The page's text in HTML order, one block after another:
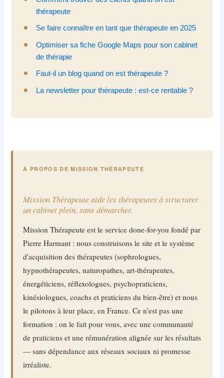
thérapeute
Se faire connaître en tant que thérapeute en 2025
Optimiser sa fiche Google Maps pour son cabinet
de thérapie
Faut-il un blog quand on est thérapeute ?
La newsletter pour thérapeute : est-ce rentable ?
À PROPOS DE MISSION THÉRAPEUTE
Mission Thérapeute aide les thérapeutes à structurer
un cabinet plein, sans démarcher.
Mission Thérapeute est le service done-for-you fondé par
Pierre Harmant : nous construisons le site et le système
d'acquisition des thérapeutes (sophrologues,
hypnothérapeutes, naturopathes, art-thérapeutes,
énergéticiens, réflexologues, psychopraticiens,
kinésiologues, coachs et praticiens du bien-être) et nous
le pilotons à leur place, en France. Ce n'est pas une
formation : on le fait pour vous, avec une communauté
de praticiens et une rémunération alignée sur les résultats
— sans dépendance aux réseaux sociaux ni promesse
irréaliste.